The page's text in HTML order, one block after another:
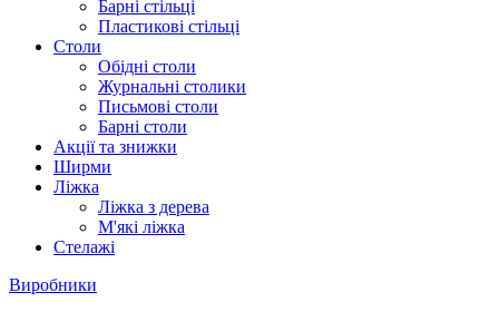
Барні стільці
Пластикові стільці
Столи
Обідні столи
Журнальні столики
Письмові столи
Барні столи
Акції та знижки
Ширми
Ліжка
Ліжка з дерева
М'які ліжка
Стелажі
Виробники